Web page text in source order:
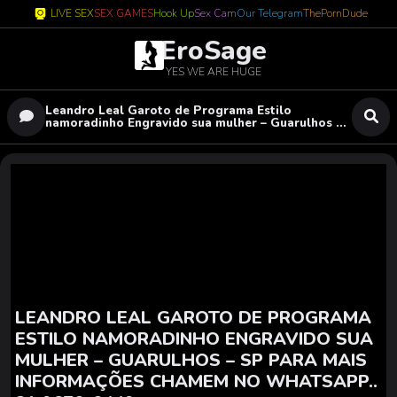
LIVE SEXSEX GAMESHook UpSex CamOur TelegramThePornDude
EroSage
YES WE ARE HUGE
Leandro Leal Garoto de Programa Estilo
namoradinho Engravido sua mulher – Guarulhos –
SP Para mais informações chamem no WhatsApp..
31 9670-0449
LEANDRO LEAL GAROTO DE PROGRAMA
ESTILO NAMORADINHO ENGRAVIDO SUA
MULHER – GUARULHOS – SP PARA MAIS
INFORMAÇÕES CHAMEM NO WHATSAPP..